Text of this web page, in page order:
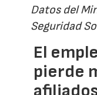
Datos del
Seguridad
El
pierde